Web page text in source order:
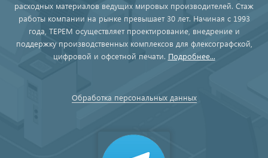
расходных материалов ведущих мировых производителей. Стаж
работы компании на рынке превышает 30 лет. Начиная с 1993
года, ТЕРЕМ осуществляет проектирование, внедрение и
поддержку производственных комплексов для флексографской,
цифровой и офсетной печати. Подробнее...
Обработка персональных данных